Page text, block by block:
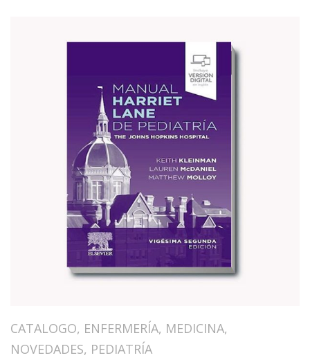
CATALOGO, ENFERMERÍA, MEDICINA,
NOVEDADES, PEDIATRÍA